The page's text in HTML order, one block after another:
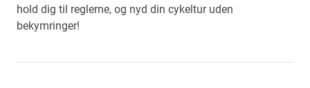
hold dig til reglerne, og nyd din cykeltur uden
bekymringer!